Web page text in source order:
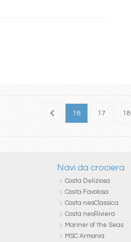
15 16 17 18
Navi da crociera
Costa Deliziosa
Costa Favolosa
Costa neoClassica
Costa neoRiviera
Mariner of the Seas
MSC Armonia